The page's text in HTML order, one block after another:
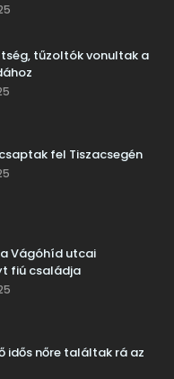
tűzoltók vonultak a
fel Tiszacsegén
Vágóhíd utcai
fiú családja
idős nőre találtak rá az